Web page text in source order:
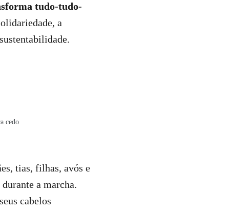
tudo-tudo-
a
cedo
tias, filhas, avós e
a marcha.
cabelos